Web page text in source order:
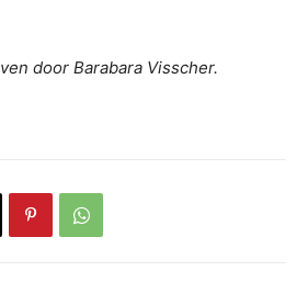
door Barabara Visscher.